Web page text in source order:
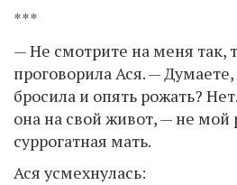
***
— Не смотрите на меня так,
проговорила Ася. —
бросила и опять рожать?
она на свой живот, — не мой
суррогатная мать.
Ася усмехнулась: